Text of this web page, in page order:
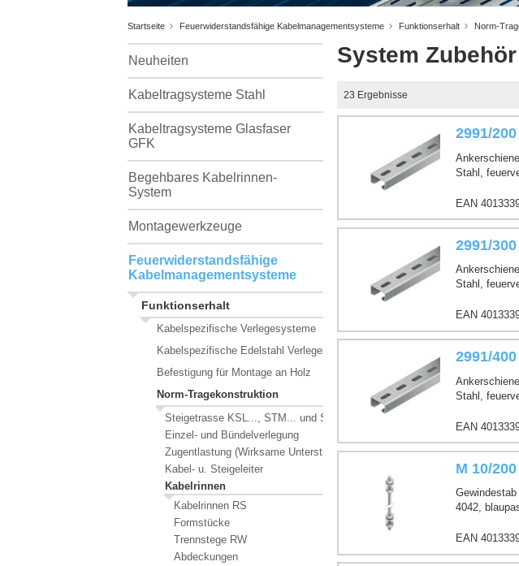
Startseite Feuerwiderstandsfähige Kabelmanagementsysteme Funktionserhalt Norm-
System Zubehör
23 Ergebnisse
2991/
Stahl,
EAN
2991/
Stahl,
EAN
2991/
Stahl,
EAN
M 10/200
4042,
EAN
Neuheiten
Kabeltragsysteme Stahl
Kabeltragsysteme Glasfaser
GFK
Begehbares Kabelrinnen-
System
Montagewerkzeuge
Feuerwiderstandsfähige
Kabelmanagementsysteme
Funktionserhalt
Kabelspezifische Verlegesysteme
Kabelspezifische Edelstahl Verlegesysteme
Befestigung für Montage an Holz
Norm-Tragekonstruktion
Steigetrasse KSL..., STM... und STIC...
Einzel- und Bündelverlegung
Zugentlastung (Wirksame Unterstützungsmaßnahme)
Kabel- u. Steigeleiter
Kabelrinnen
Kabelrinnen RS
Formstücke
Trennstege RW
Abdeckungen